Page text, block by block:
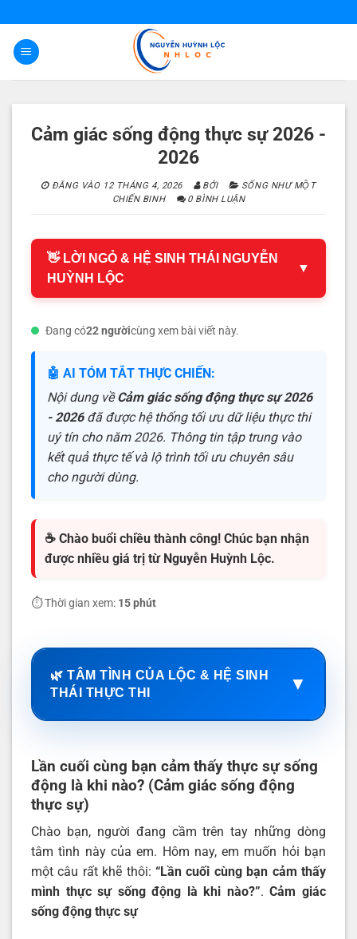
nội
dung
Cảm giác sống động thực sự 2026 -
2026
ĐĂNG VÀO 12 THÁNG 4, 2026 BỞI
SỐNG NHƯ MỘT
CHIẾN BINH
0 BÌNH LUẬN
👋 LỜI NGỎ & HỆ SINH THÁI NGUYỄN
HUỲNH LỘC
▼
Đang có22 ngườicùng xem bài viết này.
🤖 AI TÓM TẮT THỰC CHIẾN:
Nội dung vềCảm giác sống động thực sự 2026
- 2026đã được hệ thống tối ưu dữ liệu thực thi
uý tín cho năm 2026. Thông tin tập trung vào
kết quả thực tế và lộ trình tối ưu chuyên sâu
cho người dùng.
☕ Chào buổi chiều thành công! Chúc bạn nhận
được nhiều giá trị từ Nguyễn Huỳnh Lộc.
⏱️ Thời gian xem: 15 phút
🌿 TÂM TÌNH CỦA LỘC & HỆ SINH
THÁI THỰC THI
▼
Lần cuối cùng bạn cảm thấy thực sự sống
động là khi nào? (Cảm giác sống động
thực sự)
Chào bạn, người đang cầm trên tay những dòng
tâm tình này của em. Hôm nay, em muốn hỏi bạn
một câu rất khẽ thôi: “Lần cuối cùng bạn cảm thấy
mình thực sự sống động là khi nào?”.Cảm giác
sống động thực sự